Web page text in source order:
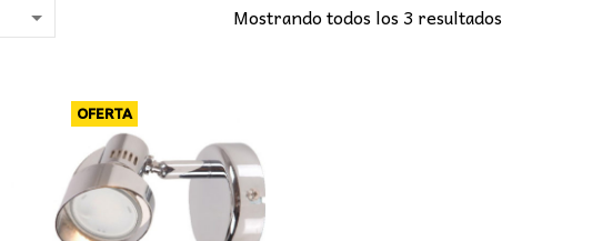
Mostrando todos los 3 resultados
OFERTA